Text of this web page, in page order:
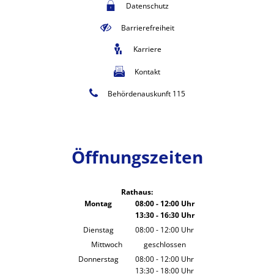
Datenschutz
Barrierefreiheit
Karriere
Kontakt
Behördenauskunft 115
Öffnungszeiten
Rathaus:
Montag
08:00- 12:00Uhr
Von 08:00 bis 12:00 Uhr
13:30- 16:30Uhr
Von 13:30 bis 16:30 Uhr
Dienstag 08:00- 12:00 Uhr
Von 08:00 bis 12:00 Uhr
Mittwoch
geschlossen
Donnerstag
08:00- 12:00 Uhr
Von 08:00 bis 12:00 Uhr
13:30- 18:00 Uhr